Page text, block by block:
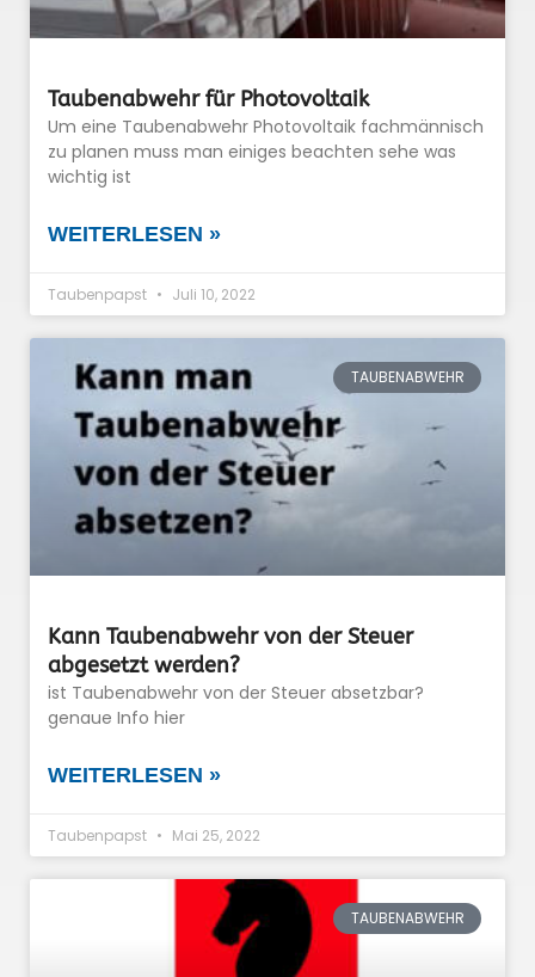
Taubenabwehr für Photovoltaik
Um eine Taubenabwehr Photovoltaik fachmännisch
zu planen muss man einiges beachten sehe was
wichtig ist
WEITERLESEN »
Taubenpapst Juli 10, 2022
TAUBENABWEHR
Kann Taubenabwehr von der Steuer
abgesetzt werden?
ist Taubenabwehr von der Steuer absetzbar?
genaue Info hier
WEITERLESEN »
Taubenpapst Mai 25, 2022
TAUBENABWEHR